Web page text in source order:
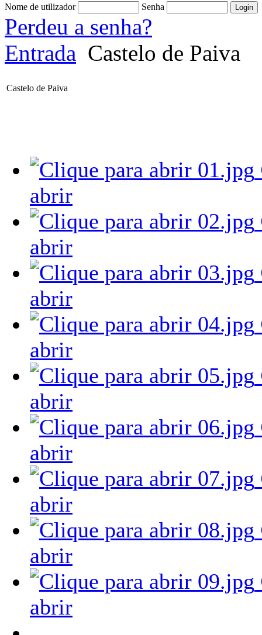
Nome de utilizador Senha
Perdeu a senha?
Entrada Castelo de Paiva
Castelo de Paiva
abrir
abrir
abrir
abrir
abrir
abrir
abrir
abrir
abrir